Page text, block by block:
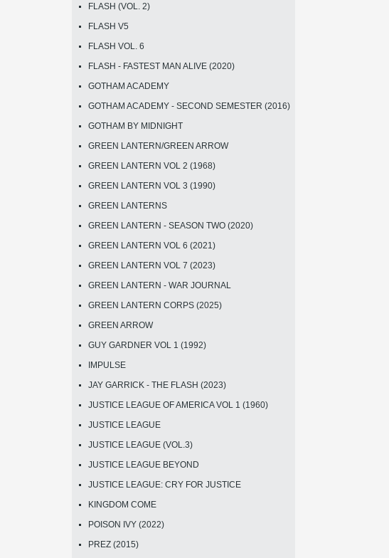
FLASH (VOL. 2)
FLASH V5
FLASH VOL. 6
FLASH - FASTEST MAN ALIVE (2020)
GOTHAM ACADEMY
GOTHAM ACADEMY - SECOND SEMESTER (2016)
GOTHAM BY MIDNIGHT
GREEN LANTERN/GREEN ARROW
GREEN LANTERN VOL 2 (1968)
GREEN LANTERN VOL 3 (1990)
GREEN LANTERNS
GREEN LANTERN - SEASON TWO (2020)
GREEN LANTERN VOL 6 (2021)
GREEN LANTERN VOL 7 (2023)
GREEN LANTERN - WAR JOURNAL
GREEN LANTERN CORPS (2025)
GREEN ARROW
GUY GARDNER VOL 1 (1992)
IMPULSE
JAY GARRICK - THE FLASH (2023)
JUSTICE LEAGUE OF AMERICA VOL 1 (1960)
JUSTICE LEAGUE
JUSTICE LEAGUE (VOL.3)
JUSTICE LEAGUE BEYOND
JUSTICE LEAGUE: CRY FOR JUSTICE
KINGDOM COME
POISON IVY (2022)
PREZ (2015)